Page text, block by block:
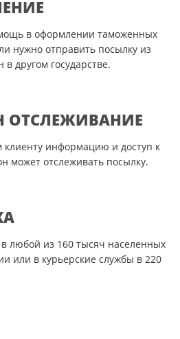
в оформлении таможенных
нужно отправить посылку из
другом государстве.
ОТСЛЕЖИВАНИЕ
клиенту информацию и доступ к
может отслеживать посылку.
любой из 160 тысяч населенных
или в курьерские службы в 220